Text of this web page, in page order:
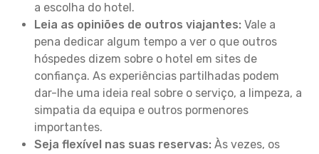
a escolha do hotel.
Leia as opiniões de outros viajantes: Vale a
pena dedicar algum tempo a ver o que outros
hóspedes dizem sobre o hotel em sites de
confiança. As experiências partilhadas podem
dar-lhe uma ideia real sobre o serviço, a limpeza, a
simpatia da equipa e outros pormenores
importantes.
Seja flexível nas suas reservas: Às vezes, os